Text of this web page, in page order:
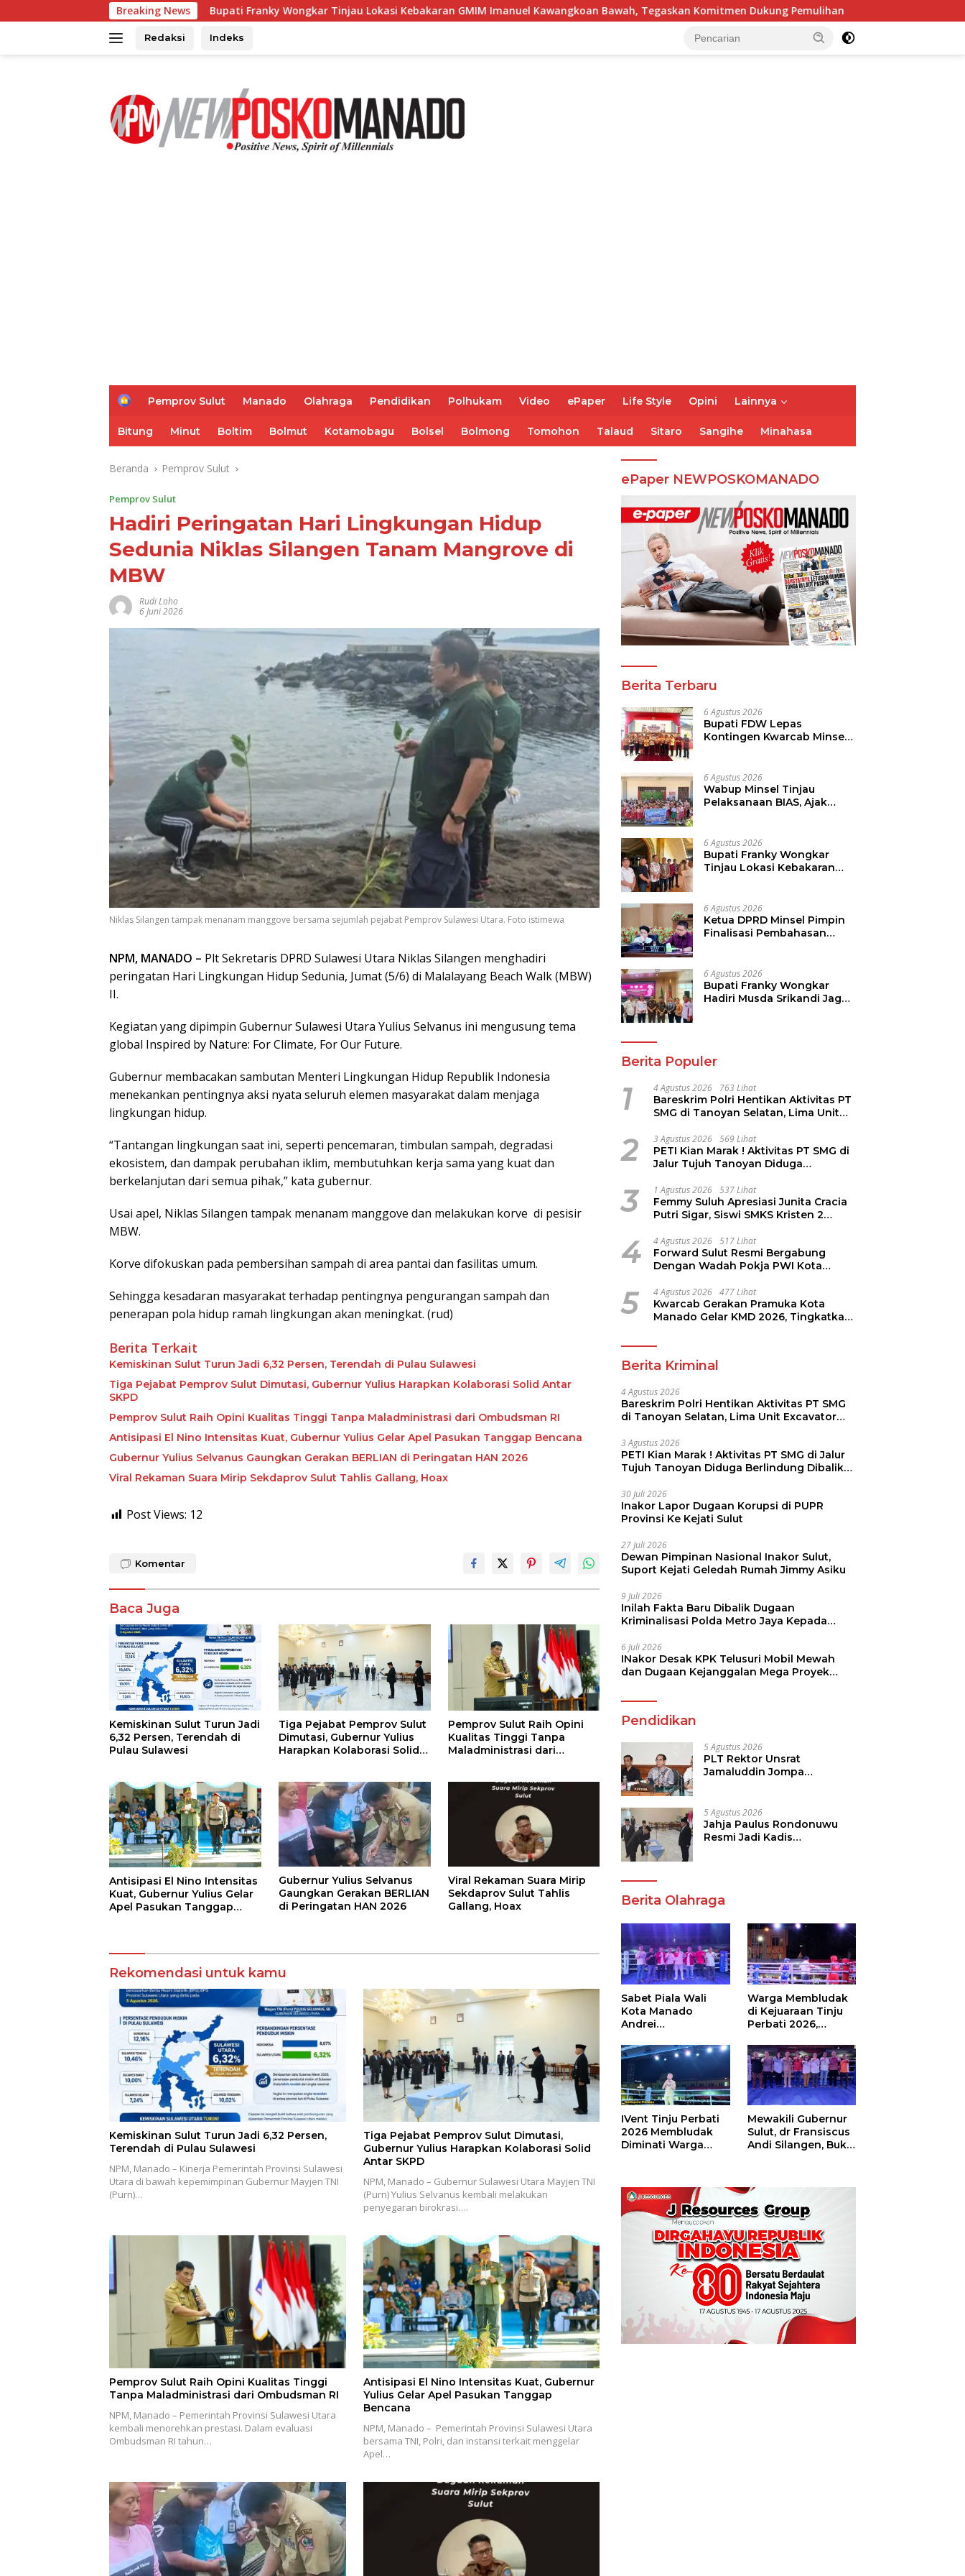
ke
Breaking News
Bupati Franky Wongkar Tinjau Lokasi Kebakaran GMIM Imanuel Kawangkoan Bawah, Tegaskan Komitmen Dukung Pemulihan Ketua DPRD Minsel Pimpin Finalisasi
Redaksi Indeks
H
e
Pemprov Sulut Manado Olahraga Pendidikan Polhukam Video ePaper Life Style Opini Lainnya
Bitung Minut Boltim Bolmut Kotamobagu Bolsel Bolmong Tomohon Talaud Sitaro Sangihe Minahasa
Beranda Pemprov Sulut
Pemprov Sulut
Hadiri Peringatan Hari Lingkungan Hidup
Sedunia Niklas Silangen Tanam Mangrove di
MBW
Rudi Loho
6 Juni 2026
Niklas Silangen tampak menanam manggove bersama sejumlah pejabat Pemprov Sulawesi Utara. Foto istimewa
NPM, MANADO – Plt Sekretaris DPRD Sulawesi Utara Niklas Silangen menghadiri
peringatan Hari Lingkungan Hidup Sedunia, Jumat (5/6) di Malalayang Beach Walk (MBW)
II.
Kegiatan yang dipimpin Gubernur Sulawesi Utara Yulius Selvanus ini mengusung tema
global Inspired by Nature: For Climate, For Our Future.
Gubernur membacakan sambutan Menteri Lingkungan Hidup Republik Indonesia
menekankan pentingnya aksi nyata seluruh elemen masyarakat dalam menjaga
lingkungan hidup.
“Tantangan lingkungan saat ini, seperti pencemaran, timbulan sampah, degradasi
ekosistem, dan dampak perubahan iklim, membutuhkan kerja sama yang kuat dan
berkelanjutan dari semua pihak,” kata gubernur.
Usai apel, Niklas Silangen tampak menanam manggove dan melakukan korve di pesisir
MBW.
Korve difokuskan pada pembersihan sampah di area pantai dan fasilitas umum.
Sehingga kesadaran masyarakat terhadap pentingnya pengurangan sampah dan
penerapan pola hidup ramah lingkungan akan meningkat. (rud)
Berita Terkait
Kemiskinan Sulut Turun Jadi 6,32 Persen, Terendah di Pulau Sulawesi
Tiga Pejabat Pemprov Sulut Dimutasi, Gubernur Yulius Harapkan Kolaborasi Solid Antar
SKPD
Pemprov Sulut Raih Opini Kualitas Tinggi Tanpa Maladministrasi dari Ombudsman RI
Antisipasi El Nino Intensitas Kuat, Gubernur Yulius Gelar Apel Pasukan Tanggap Bencana
Gubernur Yulius Selvanus Gaungkan Gerakan BERLIAN di Peringatan HAN 2026
Viral Rekaman Suara Mirip Sekdaprov Sulut Tahlis Gallang, Hoax
Post Views: 12
Komentar
Baca Juga
Kemiskinan Sulut Turun Jadi
6,32 Persen, Terendah di
Pulau Sulawesi
Tiga Pejabat Pemprov Sulut
Dimutasi, Gubernur Yulius
Harapkan Kolaborasi Solid
Pemprov Sulut Raih Opini
Kualitas Tinggi Tanpa
Maladministrasi dari
Antisipasi El Nino Intensitas
Kuat, Gubernur Yulius Gelar
Apel Pasukan Tanggap
Gubernur Yulius Selvanus
Gaungkan Gerakan BERLIAN
di Peringatan HAN 2026
Viral Rekaman Suara Mirip
Sekdaprov Sulut Tahlis
Gallang, Hoax
Rekomendasi untuk kamu
Kemiskinan Sulut Turun Jadi 6,32 Persen,
Terendah di Pulau Sulawesi
NPM, Manado – Kinerja Pemerintah Provinsi Sulawesi
Utara di bawah kepemimpinan Gubernur Mayjen TNI
(Purn)…
Tiga Pejabat Pemprov Sulut Dimutasi,
Gubernur Yulius Harapkan Kolaborasi Solid
Antar SKPD
NPM, Manado – Gubernur Sulawesi Utara Mayjen TNI
(Purn) Yulius Selvanus kembali melakukan
penyegaran birokrasi….
Pemprov Sulut Raih Opini Kualitas Tinggi
Tanpa Maladministrasi dari Ombudsman RI
NPM, Manado – Pemerintah Provinsi Sulawesi Utara
kembali menorehkan prestasi. Dalam evaluasi
Ombudsman RI tahun…
Antisipasi El Nino Intensitas Kuat, Gubernur
Yulius Gelar Apel Pasukan Tanggap
Bencana
NPM, Manado – Pemerintah Provinsi Sulawesi Utara
bersama TNI, Polri, dan instansi terkait menggelar
Apel…
ePaper NEWPOSKOMANADO
Berita Terbaru
6 Agustus 2026
Bupati FDW Lepas
Kontingen Kwarcab Minsel,
6 Agustus 2026
Wabup Minsel Tinjau
Pelaksanaan BIAS, Ajak
6 Agustus 2026
Bupati Franky Wongkar
Tinjau Lokasi Kebakaran
Komitmen Dukung
Pemulihan
6 Agustus 2026
Ketua DPRD Minsel Pimpin
Finalisasi Pembahasan
6 Agustus 2026
Bupati Franky Wongkar
Hadiri Musda Srikandi Jaga
Berita Populer
1 4 Agustus 2026 763 Lihat
Bareskrim Polri Hentikan Aktivitas PT
SMG di Tanoyan Selatan, Lima Unit
2 3 Agustus 2026 569 Lihat
PETI Kian Marak ! Aktivitas PT SMG di
Jalur Tujuh Tanoyan Diduga
3 1 Agustus 2026 537 Lihat
Femmy Suluh Apresiasi Junita Cracia
Putri Sigar, Siswi SMKS Kristen 2
Dikmen Nasional 2026
4 4 Agustus 2026 517 Lihat
Forward Sulut Resmi Bergabung
Dengan Wadah Pokja PWI Kota
5 4 Agustus 2026 477 Lihat
Kwarcab Gerakan Pramuka Kota
Manado Gelar KMD 2026, Tingkatkan
Pramuka
Berita Kriminal
4 Agustus 2026
Bareskrim Polri Hentikan Aktivitas PT SMG
di Tanoyan Selatan, Lima Unit Excavator
3 Agustus 2026
PETI Kian Marak ! Aktivitas PT SMG di Jalur
Tujuh Tanoyan Diduga Berlindung Dibalik
30 Juli 2026
Inakor Lapor Dugaan Korupsi di PUPR
Provinsi Ke Kejati Sulut
27 Juli 2026
Dewan Pimpinan Nasional Inakor Sulut,
Suport Kejati Geledah Rumah Jimmy Asiku
9 Juli 2026
Inilah Fakta Baru Dibalik Dugaan
Kriminalisasi Polda Metro Jaya Kepada
6 Juli 2026
INakor Desak KPK Telusuri Mobil Mewah
dan Dugaan Kejanggalan Mega Proyek
Pendidikan
5 Agustus 2026
PLT Rektor Unsrat
Jamaluddin Jompa
Kampus Kondusif
5 Agustus 2026
Jahja Paulus Rondonuwu
Resmi Jadi Kadis
Berita Olahraga
Sabet Piala Wali
Kota Manado
Andrei
Boxing Camp Juara
Umum Tinju Perbati
2026
Warga Membludak
di Kejuaraan Tinju
Perbati 2026,
Piala Wali Kota
IVent Tinju Perbati
2026 Membludak
Diminati Warga
Mewakili Gubernur
Sulut, dr Fransiscus
Andi Silangen, Buka
Piala Wali Kota
Manado